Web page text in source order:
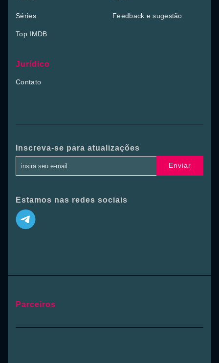
Séries
Top IMDB
Feedback e sugestão
Jurídico
Contato
Inscreva-se para atualizações
Enviar
Estamos nas redes sociais
Parceiros